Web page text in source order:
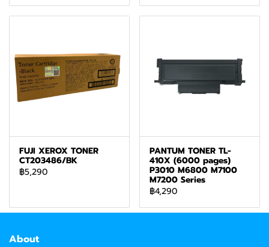
FUJI XEROX TONER
CT203486/BK
฿5,290
PANTUM TONER TL-
410X (6000 pages)
P3010 M6800 M7100
M7200 Series
฿4,290
About